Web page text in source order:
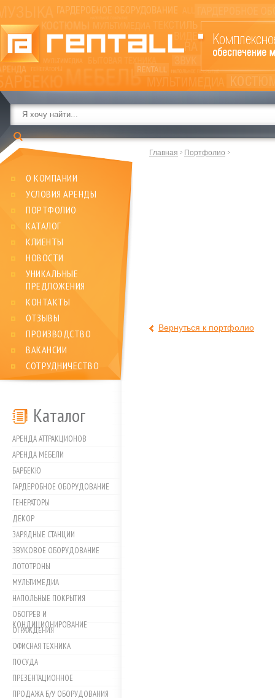
О КОМПАНИИ
УСЛОВИЯ АРЕНДЫ
ПОРТФОЛИО
КАТАЛОГ
КЛИЕНТЫ
НОВОСТИ
УНИКАЛЬНЫЕ
ПРЕДЛОЖЕНИЯ
КОНТАКТЫ
ОТЗЫВЫ
ПРОИЗВОДСТВО
ВАКАНСИИ
СОТРУДНИЧЕСТВО
Каталог
АРЕНДА АТТРАКЦИОНОВ
АРЕНДА МЕБЕЛИ
БАРБЕКЮ
ГАРДЕРОБНОЕ ОБОРУДОВАНИЕ
ГЕНЕРАТОРЫ
ДЕКОР
ЗАРЯДНЫЕ СТАНЦИИ
ЗВУКОВОЕ ОБОРУДОВАНИЕ
ЛОТОТРОНЫ
МУЛЬТИМЕДИА
НАПОЛЬНЫЕ ПОКРЫТИЯ
ОБОГРЕВ И
КОНДИЦИОНИРОВАНИЕ
ОГРАЖДЕНИЯ
ОФИСНАЯ ТЕХНИКА
ПОСУДА
ПРЕЗЕНТАЦИОННОЕ
ПРОДАЖА Б/У ОБОРУДОВАНИЯ
Главная Портфолио
Вернуться к портфолио